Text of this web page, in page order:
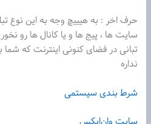
حرف اخر : به هیییچ وجه به این نوع
سایت ها ، پیج ها و یا کانال ها رو
تبانی در فضای کنونی اینترنت که
نداره
شرط بندی سیستمی